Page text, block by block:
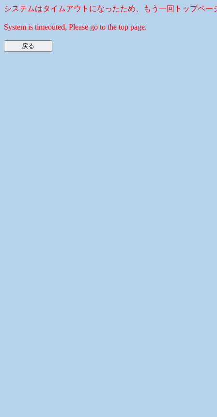
システムはタイムアウトになったため、もう一回トップペー
System is timeouted, Please go to the top page.